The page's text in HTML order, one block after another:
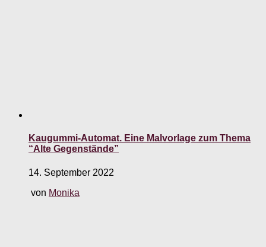
Kaugummi-Automat. Eine Malvorlage zum Thema
“Alte Gegenstände”
14. September 2022
von Monika